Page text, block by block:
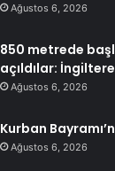
Ağustos 6, 2026
850 metrede
açıldılar:
Ağustos 6, 2026
Kurban
Ağustos 6, 2026